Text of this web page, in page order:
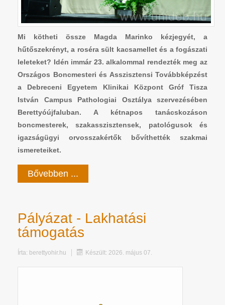
Mi kötheti össze Magda Marinko kézjegyét, a
hűtőszekrényt, a roséra sült kacsamellet és a fogászati
leleteket? Idén immár 23. alkalommal rendezték meg az
Országos Boncmesteri és Asszisztensi Továbbképzést
a Debreceni Egyetem Klinikai Központ Gróf Tisza
István Campus Pathologiai Osztálya szervezésében
Berettyóújfaluban. A kétnapos tanácskozáson
boncmesterek, szakasszisztensek, patológusok és
igazságügyi orvosszakértők bővíthették szakmai
ismereteiket.
Bővebben ...
Pályázat - Lakhatási
támogatás
Írta: berettyohir.hu Készült: 2026. május 07.